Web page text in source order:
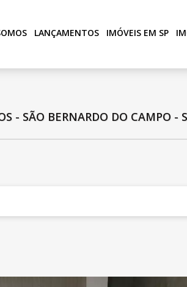
LANÇAMENTOS IMÓVEIS EM SP
- SÃO BERNARDO DO CAMPO -